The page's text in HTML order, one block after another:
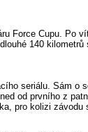
Force Cupu. Po
140
seriálu. Sám o
od prvního z
pro kolizi